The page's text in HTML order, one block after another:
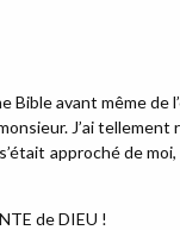
Bible avant même de
J’ai
approché de
de DIEU !